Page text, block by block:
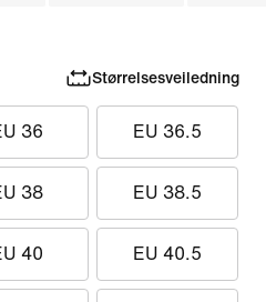
Størrelsesveiledning
36 EU 36.5
38 EU 38.5
40 EU 40.5